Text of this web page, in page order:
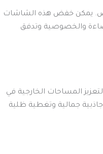
يمكن خفض هذه الشاشات
والخصوصية وتدفق
المساحات الخارجية في
جمالية وتغطية ظلية